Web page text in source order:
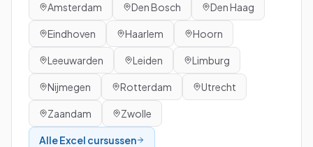
Amsterdam Den Bosch Den Haag
Eindhoven Haarlem Hoorn
Leeuwarden Leiden Limburg
Nijmegen Rotterdam Utrecht
Zaandam Zwolle
AlleExcel cursussen